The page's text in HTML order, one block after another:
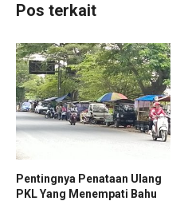
Pos terkait
Pentingnya Penataan Ulang
PKL Yang Menempati Bahu